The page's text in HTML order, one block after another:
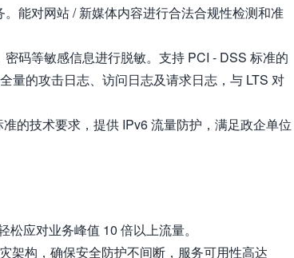
能对网站 / 新媒体内容进行合法合规性检测和准
码等敏感信息进行脱敏。支持 PCI - DSS 标准的
量的攻击日志、访问日志及请求日志，与 LTS 对
的技术要求，提供 IPv6 流量防护，满足政企单位
应对业务峰值 10 倍以上流量。
架构，确保安全防护不间断，服务可用性高达